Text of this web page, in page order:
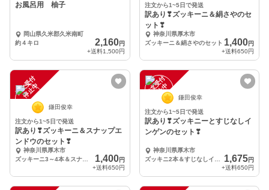
お風呂用 柚子
岡山県久米郡久米南町
約４キロ
2,160円
+送料1,500円
注文から1~5日で発送
訳あり❣ズッキーニ＆絹さやのセ
ット❣
神奈川県厚木市
ズッキーニ＆絹さやのセット 1,400円
+送料650円
注
文
受
付
停
止
中
鎌田俊幸
注文から1~5日で発送
訳あり❣ズッキーニ＆スナップエ
ンドウのセット❣
神奈川県厚木市
1,400円
+送料650円
注
文
受
付
停
止
中 鎌田俊幸
注文から1~5日で発送
訳あり❣ズッキニーとすじなしイ
ンゲンのセット❣
神奈川県厚木市
1,675円
+送料650円